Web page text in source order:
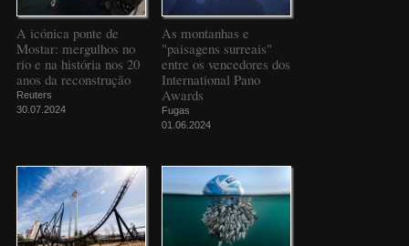
A icónica ponte de
Mostar: mergulhos no
rio e na história nos 20
anos da reconstrução
Reuters
30.07.2024
As montanhas e
"paisagens surreais"
entre os vencedores dos
International Pano
Awards
Fugas
01.06.2024